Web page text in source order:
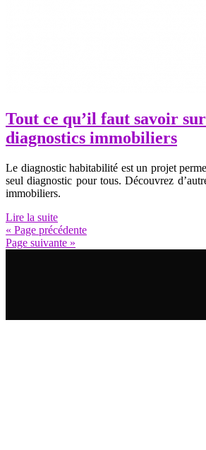
Tout ce qu’il faut savoir
diagnostics immobiliers
Le diagnostic habitabilité est un projet
seul diagnostic pour tous. Découvrez
immobiliers.
Lire la suite
« Page précédente
Page suivante »